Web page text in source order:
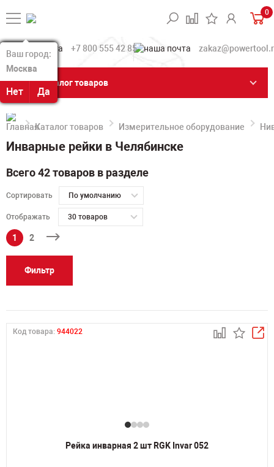
Ваш город:
Москва
Нет Да
Ваш город:
Москва
Нет Да
0
+7 800 555 42 85
Каталог товаров
Каталог товаров Измерительное оборудование
Инварные рейки в Челябинске
Всего 42 товаров в разделе
Сортировать По умолчанию
Отображать 30 товаров
1 2
Фильтр
Код товара: 944022
Рейка инварная 2 шт RGK Invar 052